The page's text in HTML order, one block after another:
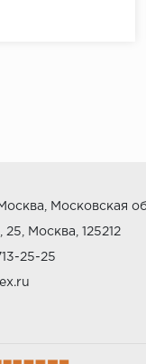
Московская
Москва, 125212
25-25